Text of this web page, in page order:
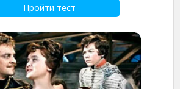
Пройти тест